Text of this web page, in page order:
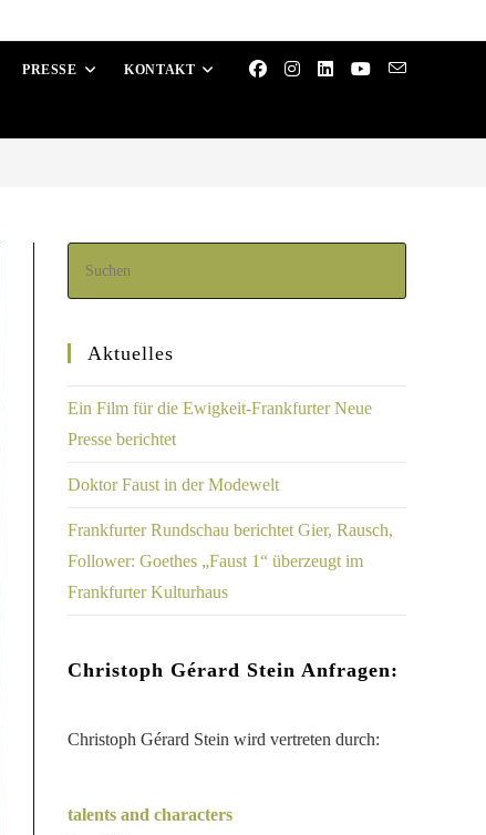
PRESSE KONTAKT
Aktuelles
Ein Film für die Ewigkeit-Frankfurter Neue
Presse berichtet
Doktor Faust in der Modewelt
Frankfurter Rundschau berichtet Gier, Rausch,
Follower: Goethes „Faust 1“ überzeugt im
Frankfurter Kulturhaus
Christoph Gérard Stein Anfragen:
Christoph Gérard Stein wird vertreten durch:
talents and characters